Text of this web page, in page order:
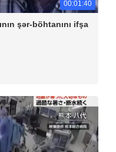
00:01:40
şər-böhtanını ifşa